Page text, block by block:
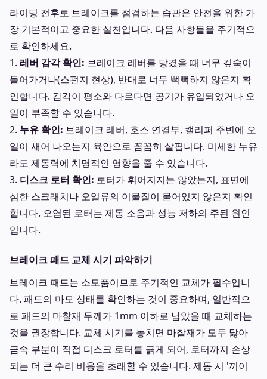
라이딩 전후로 브레이크를 점검하는 습관은 안전을 위한 가
장 기본적이고 중요한 실천입니다. 다음 사항들을 주기적으
로 확인하세요.
1. 레버 감각 확인: 브레이크 레버를 당겼을 때 너무 깊숙이
들어가거나(스펀지 현상), 반대로 너무 뻑뻑하지 않은지 확
인합니다. 감각이 평소와 다르다면 공기가 유입되었거나 오
일이 부족할 수 있습니다.
2. 누유 확인: 브레이크 레버, 호스 연결부, 캘리퍼 주변에 오
일이 새어 나오는지 육안으로 꼼꼼히 살핍니다. 미세한 누유
라도 제동력에 치명적인 영향을 줄 수 있습니다.
3. 디스크 로터 확인: 로터가 휘어지지는 않았는지, 표면에
심한 스크래치나 오일류의 이물질이 묻어있지 않은지 확인
합니다. 오염된 로터는 제동 소음과 성능 저하의 주된 원인
입니다.
브레이크 패드 교체 시기 파악하기
브레이크 패드는 소모품이므로 주기적인 교체가 필수입니
다. 패드의 마모 상태를 확인하는 것이 중요하며, 일반적으
로 패드의 마찰재 두께가 1mm 이하로 남았을 때 교체하는
것을 권장합니다. 교체 시기를 놓치면 마찰재가 모두 닳아
금속 부분이 직접 디스크 로터를 긁게 되어, 로터까지 손상
되는 더 큰 수리 비용을 초래할 수 있습니다. 제동 시 '끼이